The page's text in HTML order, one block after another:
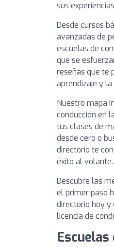
sus
Desde cursos
avanzadas de
escuelas de
que se
reseñas que te
aprendizaje y
Nuestro mapa
conducción en
tus clases de
desde cero o
directorio te
éxito al volante.
Descubre las
el primer paso
directorio hoy y
licencia de
Escuelas